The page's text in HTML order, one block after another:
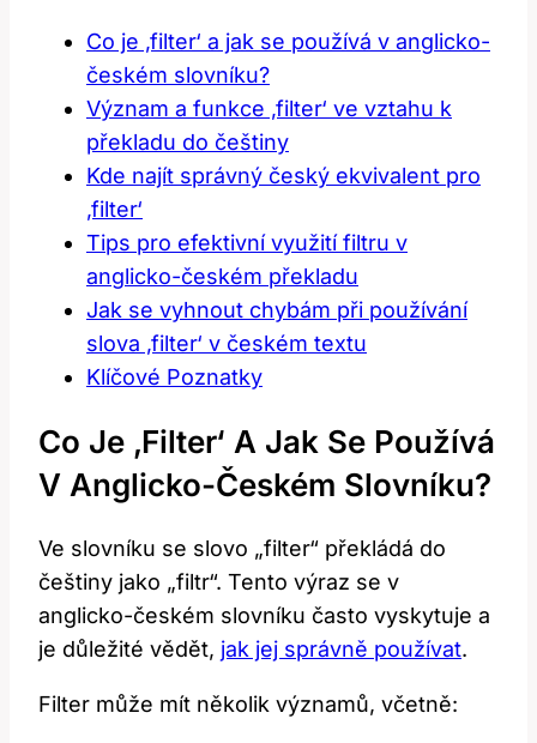
Co je ‚filter‘ a jak se používá v anglicko-
českém slovníku?
Význam a funkce ‚filter‘ ve vztahu k
překladu do češtiny
Kde najít správný český ekvivalent pro
‚filter‘
Tips pro efektivní využití filtru v
anglicko-českém překladu
Jak se vyhnout chybám při používání
slova ‚filter‘ v českém textu
Klíčové Poznatky
Co Je ‚filter‘ A Jak Se Používá
V Anglicko-Českém Slovníku?
Ve slovníku se slovo „filter“ překládá do
češtiny jako „filtr“. Tento výraz se v
anglicko-českém slovníku často vyskytuje a
je důležité vědět, jak jej správně používat.
Filter může mít několik významů, včetně: